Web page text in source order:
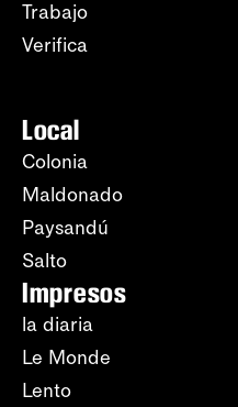
Trabajo
Verifica
Local
Colonia
Maldonado
Paysandú
Salto
Impresos
la diaria
Le Monde
Lento